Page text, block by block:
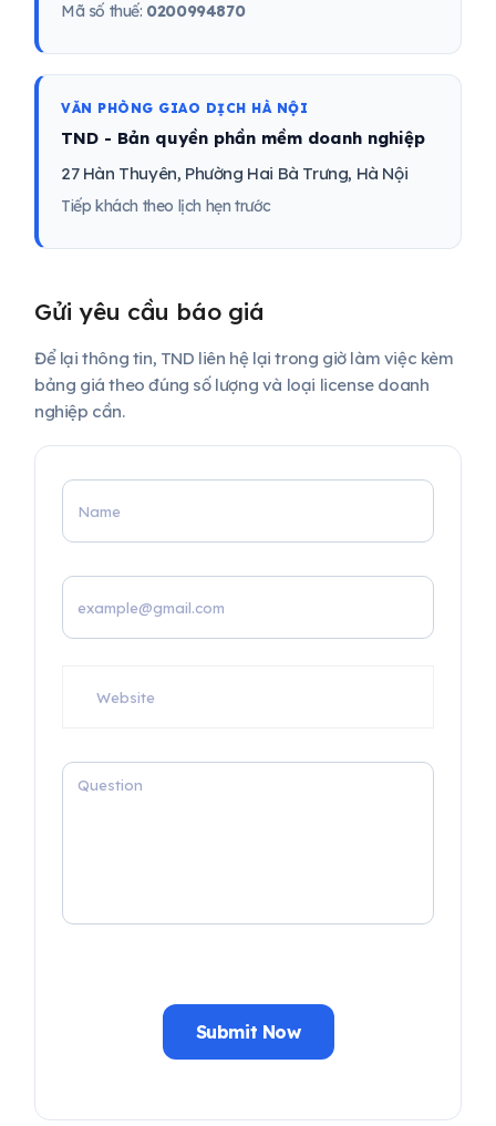
Mã số thuế: 0200994870
VĂN PHÒNG GIAO DỊCH HÀ NỘI
TND - Bản quyền phần mềm doanh nghiệp
27 Hàn Thuyên, Phường Hai Bà Trưng, Hà Nội
Tiếp khách theo lịch hẹn trước
Gửi yêu cầu báo giá
Để lại thông tin, TND liên hệ lại trong giờ làm việc kèm
bảng giá theo đúng số lượng và loại license doanh
nghiệp cần.